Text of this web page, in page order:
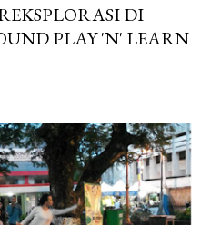
DI
PLAY 'N' LEARN